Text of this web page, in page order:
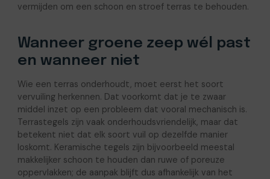
vermijden om een schoon en stroef terras te behouden.
Wanneer groene zeep wél past
en wanneer niet
Wie een terras onderhoudt, moet eerst het soort
vervuiling herkennen. Dat voorkomt dat je te zwaar
middel inzet op een probleem dat vooral mechanisch is.
Terrastegels zijn vaak onderhoudsvriendelijk, maar dat
betekent niet dat elk soort vuil op dezelfde manier
loskomt. Keramische tegels zijn bijvoorbeeld meestal
makkelijker schoon te houden dan ruwe of poreuze
oppervlakken; de aanpak blijft dus afhankelijk van het